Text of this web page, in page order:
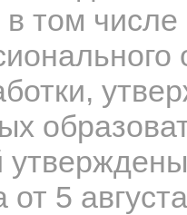
том
утверждены
от 5